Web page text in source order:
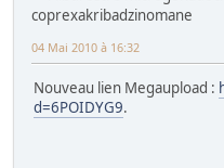
coprexakribadzinomane
04 Mai 2010 à 16:32
Nouveau lien Megaupload :
d=6POIDYG9.